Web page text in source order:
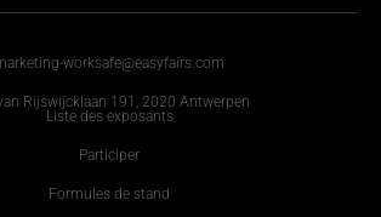
worksafe@easyfairs.com
Rijswijcklaan 191, 2020 Antwerpen
Liste des exposants
Participer
Formules de stand